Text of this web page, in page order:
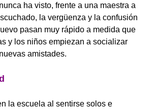
ha visto, frente a una maestra a
la vergüenza y la confusión
pasan muy rápido a medida que
y los niños empiezan a socializar
amistades.
la escuela al sentirse solos e